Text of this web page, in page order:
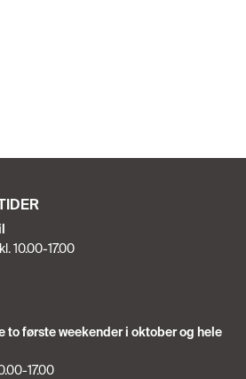
10.00-17.00
to første weekender i oktober og hele
17.00